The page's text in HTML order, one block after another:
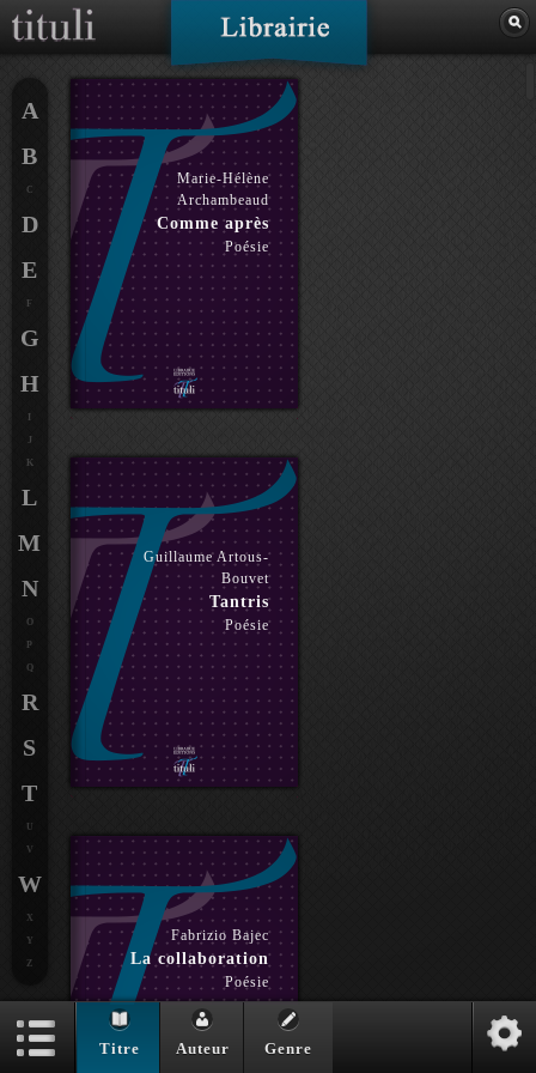
Marie-Hélène
Archambeaud
Comme après
Poésie
Guillaume Artous-
Bouvet
Tantris
Poésie
Fabrizio Bajec
La collaboration
Poésie
A
B
C
D
E
F
G
H
K
L
M
N
O
P
Q
R
S
T
U
V
W
X
Y
Z
Titre Auteur Genre